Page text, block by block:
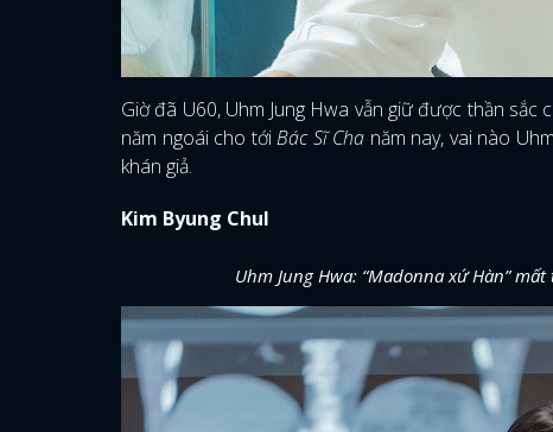
Giờ đã U60, Uhm Jung Hwa vẫn giữ được thần
năm ngoái cho tớiBác Sĩ Cha năm nay, vai nào
khán giả.
Kim Byung Chul
Uhm Jung Hwa: “Madonna xứ Hàn”